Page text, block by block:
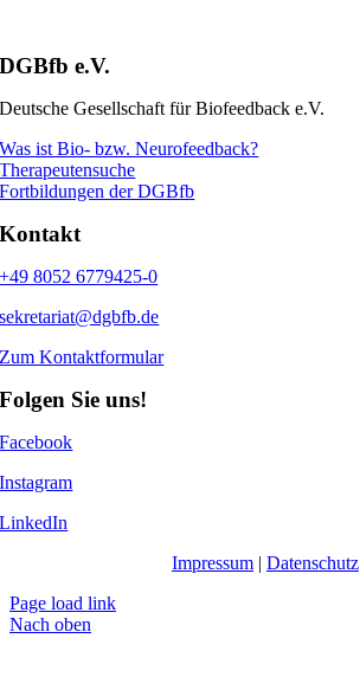
DGBfb e.V.
Deutsche Gesellschaft für Biofeedback e.V.
Was ist Bio- bzw. Neurofeedback?
Therapeutensuche
Fortbildungen der DGBfb
Kontakt
+49 8052 6779425-0
sekretariat@dgbfb.de
Zum Kontaktformular
Folgen Sie uns!
Facebook
Instagram
LinkedIn
Impressum | Datenschutz
Page load link
Nach oben